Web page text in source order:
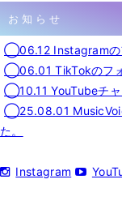
お知らせ
◯06.12 Instagramの
◯06.01 TikTokのフォ
◯10.11 YouTubeチャ
◯25.08.01
た。
Instagram